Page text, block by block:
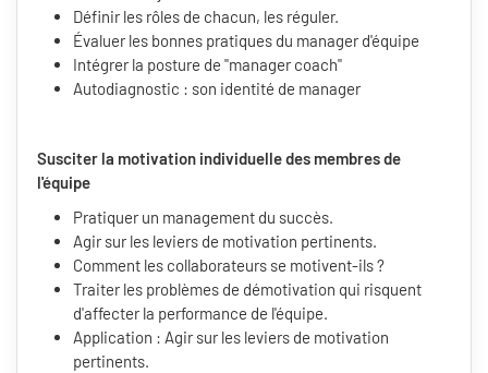
Définir les rôles de chacun, les réguler.
Évaluer les bonnes pratiques du manager d'équipe
Intégrer la posture de "manager coach"
Autodiagnostic : son identité de manager
Susciter la motivation individuelle des membres de
l'équipe
Pratiquer un management du succès.
Agir sur les leviers de motivation pertinents.
Comment les collaborateurs se motivent-ils ?
Traiter les problèmes de démotivation qui risquent
d'affecter la performance de l'équipe.
Application : Agir sur les leviers de motivation
pertinents.